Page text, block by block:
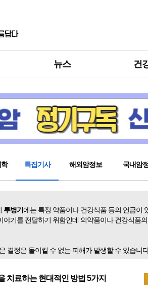
뉴스 건
특집기사 해외암정보 국내암
투병기 에는 특정 약품이나 건강식품 등의 언급이
야기를 전달하기 위함인데 의약품이나 건강식품
결정은 돌이킬 수 없는 피해가 발생할 수 있습
치료하는 현대적인 방법 5가지